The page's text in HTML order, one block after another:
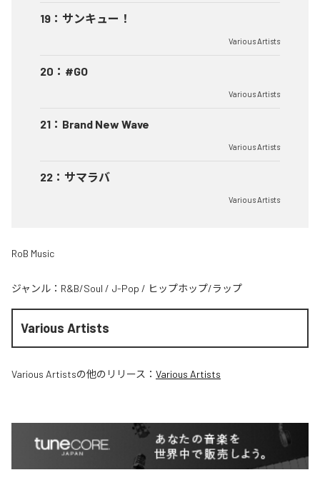
19 ： サンキュー！
Various Artists
20 ： #GO
Various Artists
21 ： Brand New Wave
Various Artists
22 ： サマラバ
Various Artists
RoB Music
ジャンル： R&B/Soul / J-Pop / ヒップホップ/ラップ
Various Artists
Various Artistsの他のリリース： Various Artists